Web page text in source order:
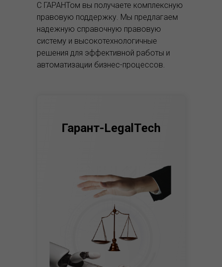
С ГАРАНТом вы получаете комплексную
правовую поддержку. Мы предлагаем
надежную справочную правовую
систему и высокотехнологичные
решения для эффективной работы и
автоматизации бизнес-процессов.
Гарант-LegalTech